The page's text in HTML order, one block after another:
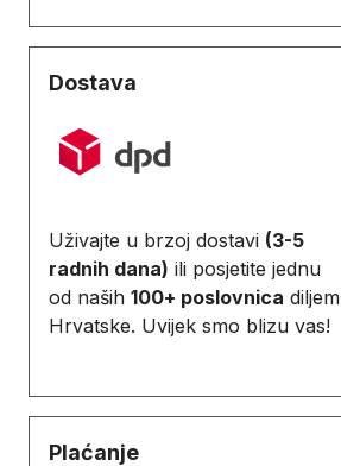
Dostava
Uživajte u brzoj dostavi (3-5
radnih dana) ili posjetite jednu
od naših 100+ poslovnica diljem
Hrvatske. Uvijek smo blizu vas!
Plaćanje